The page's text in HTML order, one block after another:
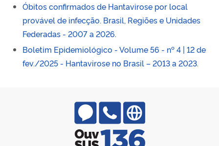
Óbitos confirmados de Hantavirose por local
provável de infecção. Brasil, Regiões e Unidades
Federadas - 2007 a 2026.
Boletim Epidemiológico - Volume 56 - nº 4 | 12 de
fev./2025 - Hantavirose no Brasil – 2013 a 2023.